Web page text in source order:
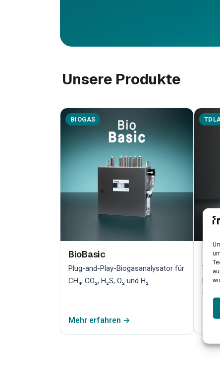
Unsere Produkte
BIOGAS
BioBasic
Plug-and-Play-Biogasanalysator für
CH₄, CO₂, H₂S, O₂ und H₂
Mehr erfahren →